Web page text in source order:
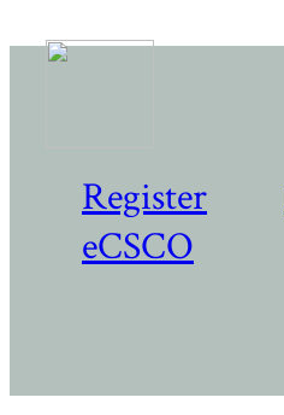
Register
eCSCO